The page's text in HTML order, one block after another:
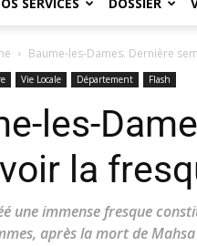
Baume-les-Dames. Dernière
Vie Locale Département Flash
les-
la
une immense fresque
après la mort de